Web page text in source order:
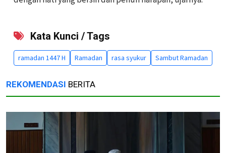
Kata Kunci / Tags
ramadan 1447 H Ramadan rasa syukur Sambut Ramadan
REKOMENDASI BERITA